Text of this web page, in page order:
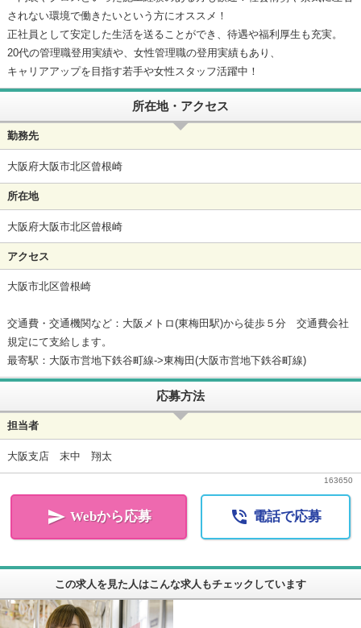
されない環境で働きたいという方にオススメ！
正社員として安定した生活を送ることができ、待遇や福利厚生も充実。
20代の管理職登用実績や、女性管理職の登用実績もあり、
キャリアアップを目指す若手や女性スタッフ活躍中！
所在地・アクセス
勤務先
大阪府大阪市北区曾根崎
所在地
大阪府大阪市北区曾根崎
アクセス
大阪市北区曾根崎
交通費・交通機関など：大阪メトロ(東梅田駅)から徒歩５分 交通費会社
規定にて支給します。
最寄駅：大阪市営地下鉄谷町線->東梅田(大阪市営地下鉄谷町線)
応募方法
担当者
大阪支店 末中 翔太
163650
 Webから応募  電話で応募
この求人を見た人はこんな求人もチェックしています